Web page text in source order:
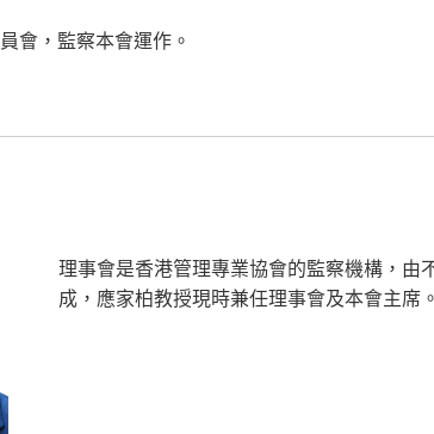
會，監察本會運作。
理事會是香港管理專業協會的監察機構，由
成，應家柏教授現時兼任理事會及本會主席。